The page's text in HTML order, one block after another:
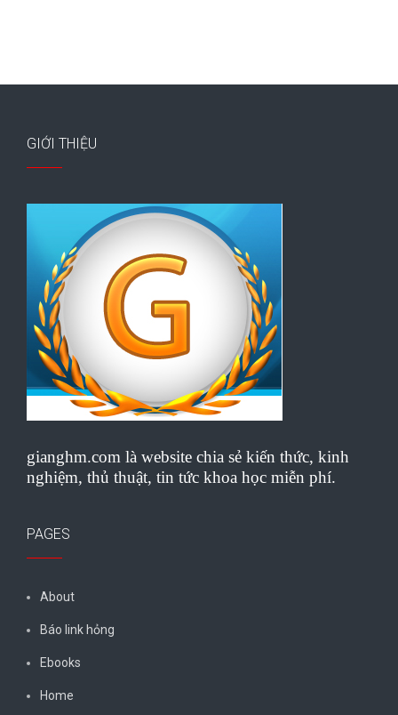
GIỚI THIỆU
gianghm.com là website chia sẻ kiến thức, kinh
nghiệm, thủ thuật, tin tức khoa học miễn phí.
PAGES
About
Báo link hỏng
Ebooks
Home